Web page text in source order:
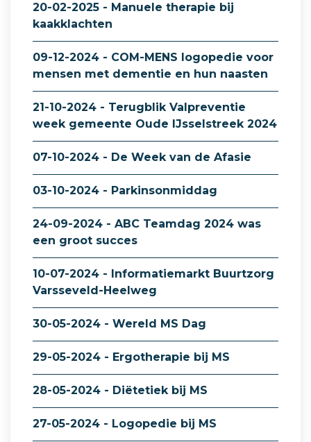
20-02-2025 - Manuele therapie bij
kaakklachten
09-12-2024 - COM-MENS logopedie voor
mensen met dementie en hun naasten
21-10-2024 - Terugblik Valpreventie
week gemeente Oude IJsselstreek 2024
07-10-2024 - De Week van de Afasie
03-10-2024 - Parkinsonmiddag
24-09-2024 - ABC Teamdag 2024 was
een groot succes
10-07-2024 - Informatiemarkt Buurtzorg
Varsseveld-Heelweg
30-05-2024 - Wereld MS Dag
29-05-2024 - Ergotherapie bij MS
28-05-2024 - Diëtetiek bij MS
27-05-2024 - Logopedie bij MS